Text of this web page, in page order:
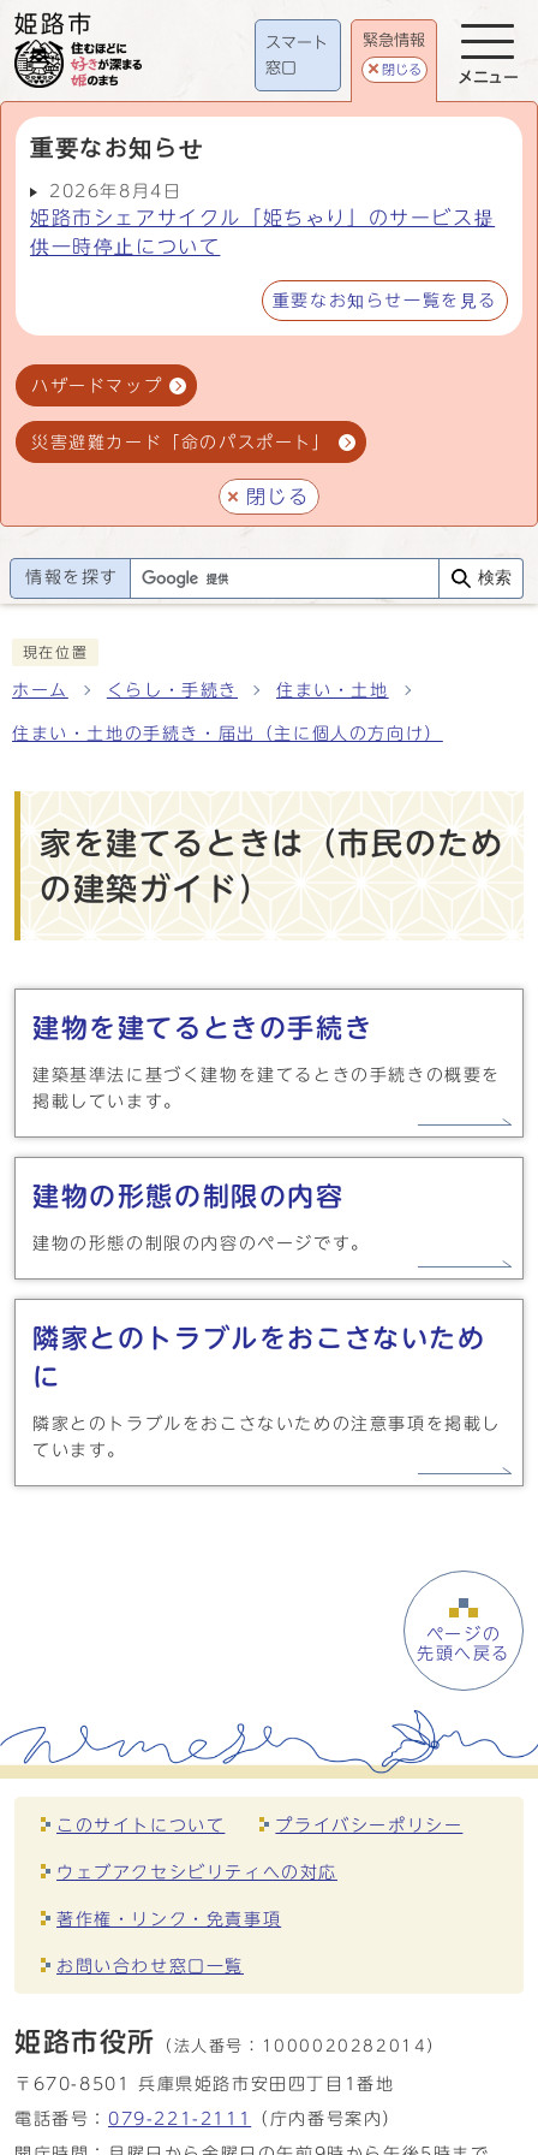
スマート
窓口
緊急情報
閉じる
重要なお知らせ
2026年8月4日
姫路市シェアサイクル「姫ちゃり」のサービス提
供一時停止について
重要なお知らせ一覧を見る
ハザードマップ
災害避難カード「命のパスポート」
閉じる
メニュー
情報を探す 検索
現在位置
ホーム くらし・手続き 住まい・土地
住まい・土地の手続き・届出（主に個人の方向け）
家を建てるときは（市民のため
の建築ガイド）
メインメニュー
建物を建てるときの手続き
建築基準法に基づく建物を建てるときの手続きの概要を
掲載しています。
建物の形態の制限の内容
建物の形態の制限の内容のページです。
隣家とのトラブルをおこさないため
に
隣家とのトラブルをおこさないための注意事項を掲載し
ています。
ページの
先頭へ戻る
このサイトについて プライバシーポリシー
ウェブアクセシビリティへの対応
著作権・リンク・免責事項
お問い合わせ窓口一覧
姫路市役所 （法人番号： 1000020282014）
〒670-8501 兵庫県姫路市安田四丁目1番地
電話番号： 079-221-2111
（庁内番号案内）